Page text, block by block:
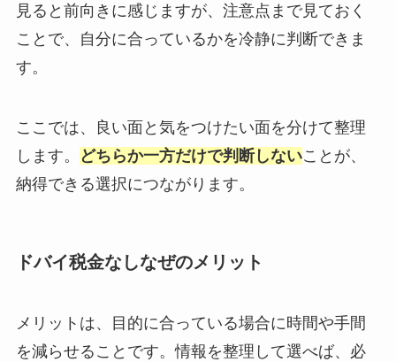
見ると前向きに感じますが、注意点まで見ておく
ことで、自分に合っているかを冷静に判断できま
す。
ここでは、良い面と気をつけたい面を分けて整理
します。
どちらか一方だけで判断しないことが、
納得できる選択につながります。
ドバイ税金なしなぜのメリット
メリットは、目的に合っている場合に時間や手間
を減らせることです。情報を整理して選べば、必